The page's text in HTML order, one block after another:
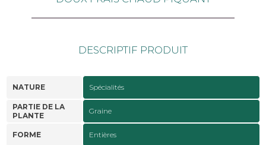
DESCRIPTIF PRODUIT
NATURE Spécialités
PARTIE DE LA
PLANTE
Graine
FORME Entières